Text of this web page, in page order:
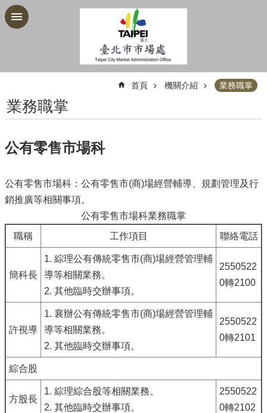
跳到主要內容區塊
首頁 機關介紹 業務職掌
業務職掌
公有零售市場科
公有零售市場科：公有零售市(商)場經營輔導、規劃管理及行
銷推廣等相關事項。
職稱 工作項目 聯絡電話
公有零售市場科業務職掌
簡科長
1. 綜理公有傳統零售市(商)場經營管理輔
導等相關業務。
2. 其他臨時交辦事項。
2550522
0轉2100
許視導
1. 襄辦公有傳統零售市(商)場經營管理輔
導等相關業務。
2. 其他臨時交辦事項。
2550522
0轉2101
綜合股
方股長
1. 綜理綜合股等相關業務。
2. 其他臨時交辦事項。
2550522
0轉2102